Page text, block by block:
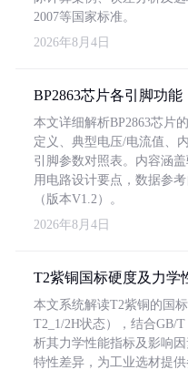
2007等国家标准。
2026年8月4日
BP2863芯片各引脚功能
本文详细解析BP2863芯片
定义、典型电压/电流值、
引脚参数对照表。内容涵
用电路设计要点，数据参
（版本V1.2）。
2026年8月4日
T2紫铜国标硬度及力学
本文系统解读T2紫铜的国
T2_1/2H状态），结合GB/
析其力学性能指标及影响
特性差异，为工业选材提供